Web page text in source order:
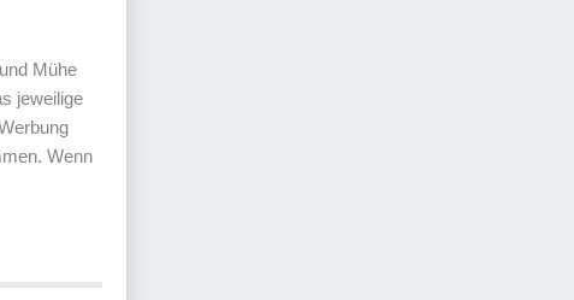
Mühe
jeweilige
Wenn